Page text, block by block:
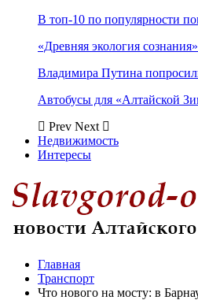
В топ-10 по популярности
«Древняя экология
Владимира Путина
Автобусы для «Алтайской
Prev Next
Недвижимость
Интересы
Главная
Транспорт
Что нового на мосту: в